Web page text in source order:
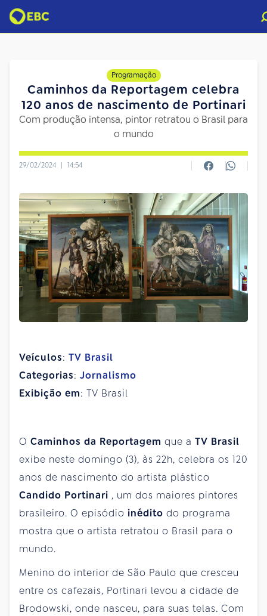
Programação
Caminhos da Reportagem celebra
120 anos de nascimento de Portinari
Com produção intensa, pintor retratou o Brasil para
o mundo
29/02/2024 | 14:54
Veículos: TV Brasil
Categorias: Jornalismo
Exibição em: TV Brasil
O Caminhos da Reportagem que a TV Brasil
exibe neste domingo (3), às 22h, celebra os 120
anos de nascimento do artista plástico
Candido Portinari , um dos maiores pintores
brasileiro. O episódio inédito do programa
mostra que o artista retratou o Brasil para o
mundo.
Menino do interior de São Paulo que cresceu
entre os cafezais, Portinari levou a cidade de
Brodowski, onde nasceu, para suas telas. Com